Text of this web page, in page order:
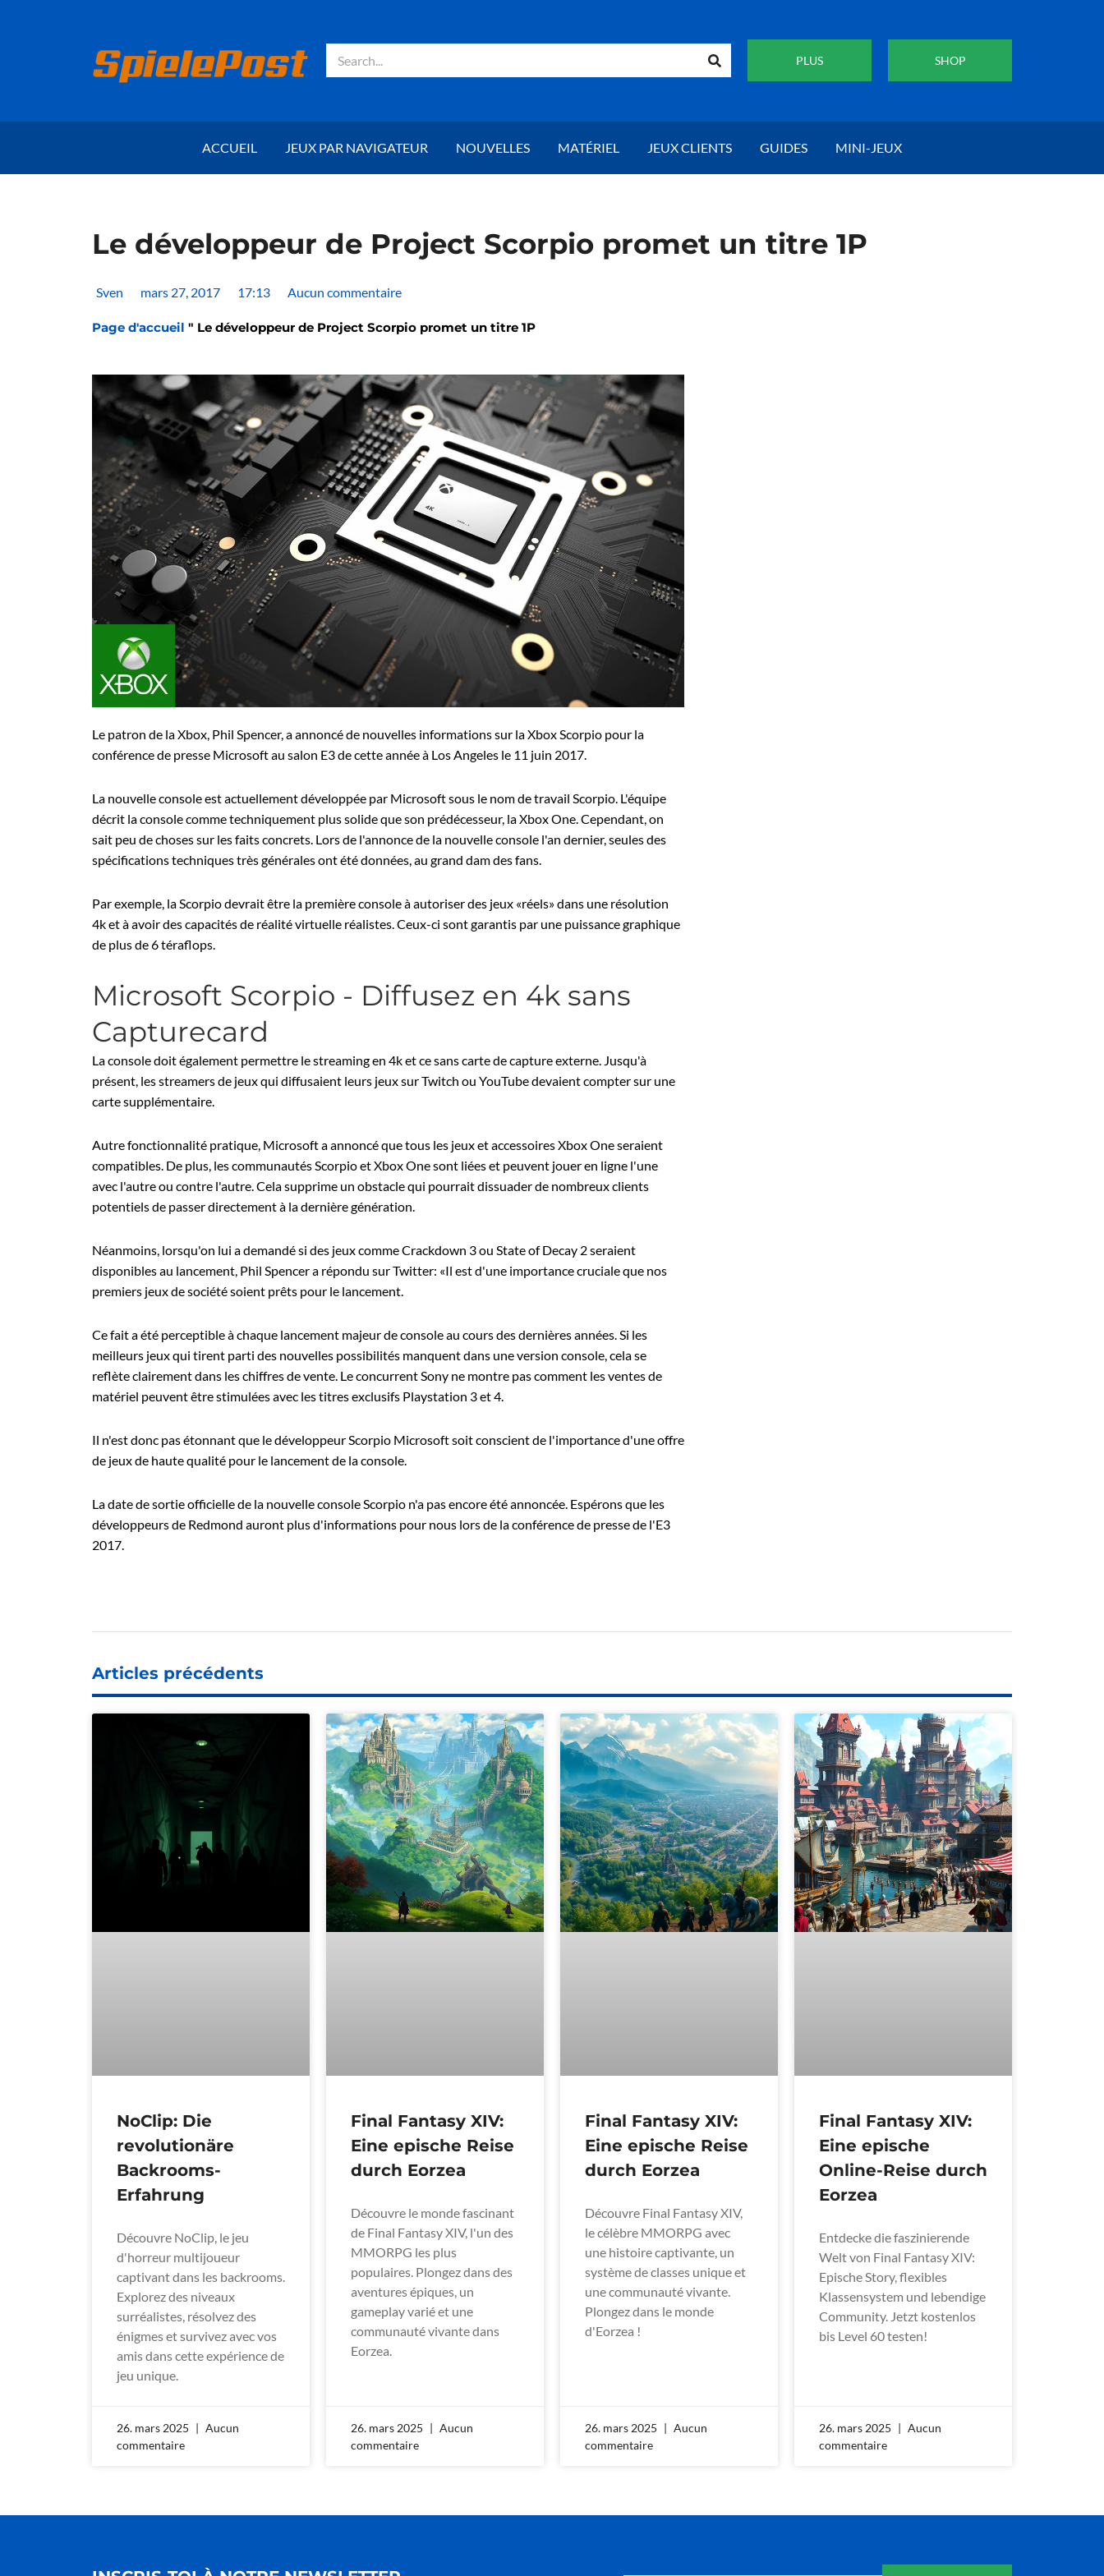
Recherche PLUS SHOP
ACCUEIL JEUX PAR NAVIGATEUR NOUVELLES MATÉRIEL JEUX CLIENTS GUIDES MINI-JEUX
Le développeur de Project Scorpio promet un titre 1P
Sven mars 27, 2017 17:13 Aucun commentaire
Page d'accueil " Le développeur de Project Scorpio promet un titre 1P
Le patron de la Xbox, Phil Spencer, a annoncé de nouvelles informations sur la Xbox Scorpio pour la
conférence de presse Microsoft au salon E3 de cette année à Los Angeles le 11 juin 2017.
La nouvelle console est actuellement développée par Microsoft sous le nom de travail Scorpio. L'équipe
décrit la console comme techniquement plus solide que son prédécesseur, la Xbox One. Cependant, on
sait peu de choses sur les faits concrets. Lors de l'annonce de la nouvelle console l'an dernier, seules des
spécifications techniques très générales ont été données, au grand dam des fans.
Par exemple, la Scorpio devrait être la première console à autoriser des jeux «réels» dans une résolution
4k et à avoir des capacités de réalité virtuelle réalistes. Ceux-ci sont garantis par une puissance graphique
de plus de 6 téraflops.
Microsoft Scorpio - Diffusez en 4k sans
Capturecard
La console doit également permettre le streaming en 4k et ce sans carte de capture externe. Jusqu'à
présent, les streamers de jeux qui diffusaient leurs jeux sur Twitch ou YouTube devaient compter sur une
carte supplémentaire.
Autre fonctionnalité pratique, Microsoft a annoncé que tous les jeux et accessoires Xbox One seraient
compatibles. De plus, les communautés Scorpio et Xbox One sont liées et peuvent jouer en ligne l'une
avec l'autre ou contre l'autre. Cela supprime un obstacle qui pourrait dissuader de nombreux clients
potentiels de passer directement à la dernière génération.
Néanmoins, lorsqu'on lui a demandé si des jeux comme Crackdown 3 ou State of Decay 2 seraient
disponibles au lancement, Phil Spencer a répondu sur Twitter: «Il est d'une importance cruciale que nos
premiers jeux de société soient prêts pour le lancement.
Ce fait a été perceptible à chaque lancement majeur de console au cours des dernières années. Si les
meilleurs jeux qui tirent parti des nouvelles possibilités manquent dans une version console, cela se
reflète clairement dans les chiffres de vente. Le concurrent Sony ne montre pas comment les ventes de
matériel peuvent être stimulées avec les titres exclusifs Playstation 3 et 4.
Il n'est donc pas étonnant que le développeur Scorpio Microsoft soit conscient de l'importance d'une offre
de jeux de haute qualité pour le lancement de la console.
La date de sortie officielle de la nouvelle console Scorpio n'a pas encore été annoncée. Espérons que les
développeurs de Redmond auront plus d'informations pour nous lors de la conférence de presse de l'E3
2017.
Articles précédents
NoClip: Die
revolutionäre
Backrooms-
Erfahrung
Découvre NoClip, le jeu
d'horreur multijoueur
captivant dans les backrooms.
Explorez des niveaux
surréalistes, résolvez des
énigmes et survivez avec vos
amis dans cette expérience de
jeu unique.
26. mars 2025
Aucun
commentaire
Final Fantasy XIV:
Eine epische Reise
durch Eorzea
Découvre le monde fascinant
de Final Fantasy XIV, l'un des
MMORPG les plus
populaires. Plongez dans des
aventures épiques, un
gameplay varié et une
communauté vivante dans
Eorzea.
26. mars 2025
Aucun
commentaire
Final Fantasy XIV:
Eine epische Reise
durch Eorzea
Découvre Final Fantasy XIV,
le célèbre MMORPG avec
une histoire captivante, un
système de classes unique et
une communauté vivante.
Plongez dans le monde
d'Eorzea !
26. mars 2025
Aucun
commentaire
Final Fantasy XIV:
Eine epische
Online-Reise durch
Eorzea
Entdecke die faszinierende
Welt von Final Fantasy XIV:
Epische Story, flexibles
Klassensystem und lebendige
Community. Jetzt kostenlos
bis Level 60 testen!
26. mars 2025
Aucun
commentaire